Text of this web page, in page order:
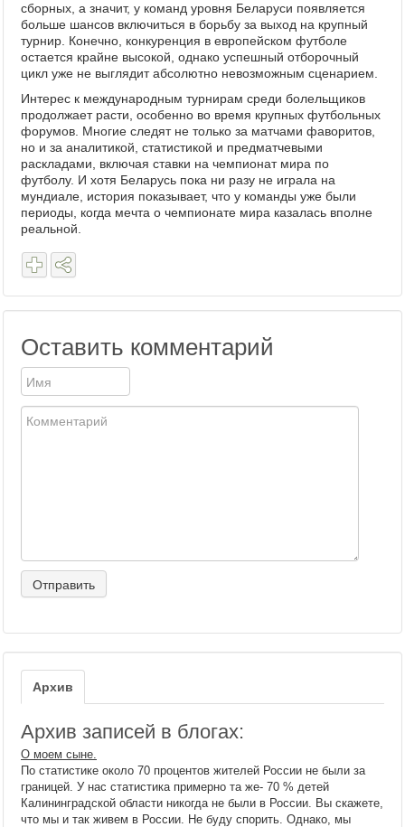
сборных, а значит, у команд уровня Беларуси появляется
больше шансов включиться в борьбу за выход на крупный
турнир. Конечно, конкуренция в европейском футболе
остается крайне высокой, однако успешный отборочный
цикл уже не выглядит абсолютно невозможным сценарием.
Интерес к международным турнирам среди болельщиков
продолжает расти, особенно во время крупных футбольных
форумов. Многие следят не только за матчами фаворитов,
но и за аналитикой, статистикой и предматчевыми
раскладами, включая ставки на чемпионат мира по
футболу. И хотя Беларусь пока ни разу не играла на
мундиале, история показывает, что у команды уже были
периоды, когда мечта о чемпионате мира казалась вполне
реальной.
Оставить комментарий
Архив
Архив записей в блогах:
О моем сыне.
По статистике около 70 процентов жителей России не были за
границей. У нас статистика примерно та же- 70 % детей
Калининградской области никогда не были в России. Вы скажете,
что мы и так живем в России. Не буду спорить. Однако, мы